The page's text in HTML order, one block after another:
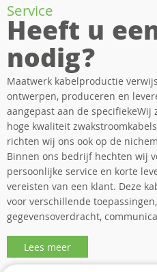
Service
Heeft u
nodig?
Maatwerk kabelproductie
ontwerpen, produceren en
aangepast aan de
hoge kwaliteit
richten wij ons ook op de
Binnen ons bedrijf hechten wij
persoonlijke service en korte
vereisten van een klant. Deze
voor verschillende
gegevensoverdracht,
Lees meer